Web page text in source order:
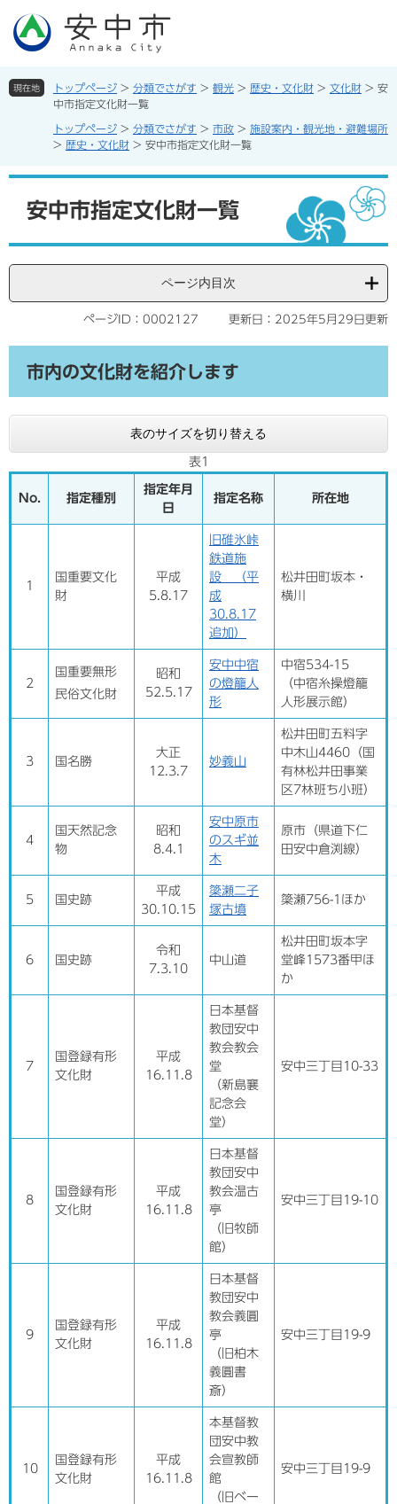
先
を
本
現在地 トップページ > 分類でさがす > 観光 > 歴史・文化財 > 文化財 > 安
中市指定文化財一覧
トップページ > 分類でさがす > 市政 > 施設案内・観光地・避難場所
> 歴史・文化財 > 安中市指定文化財一覧
安中市指定文化財一覧
ページ内目次
ページID：0002127 更新日：2025年5月29日更新
市内の文化財を紹介します
表のサイズを切り替える
表1
No. 指定種別
指定年月
日
指定名称 所在地
1
国重要文化
財
平成
5.8.17
旧碓氷峠
鉄道施
設 （平
成
30.8.17
追加）
松井田町坂本・
横川
2
国重要無形
民俗文化財
昭和
52.5.17
安中中宿
の燈籠人
形
中宿534-15
（中宿糸操燈籠
人形展示館）
3 国名勝
大正
12.3.7
妙義山
松井田町五料字
中木山4460（国
有林松井田事業
区7林班ち小班）
4
国天然記念
物
昭和
8.4.1
安中原市
のスギ並
木
原市（県道下仁
田安中倉渕線）
5 国史跡
平成
30.10.15
簗瀬二子
塚古墳
簗瀬756-1ほか
6 国史跡
令和
7.3.10
中山道
松井田町坂本字
堂峰1573番甲ほ
か
7
国登録有形
文化財
平成
16.11.8
日本基督
教団安中
教会教会
堂
（新島襄
記念会
堂）
安中三丁目10-33
8
国登録有形
文化財
平成
16.11.8
日本基督
教団安中
教会温古
亭
（旧牧師
館）
安中三丁目19-10
9
国登録有形
文化財
平成
16.11.8
日本基督
教団安中
教会義圓
亭
（旧柏木
義圓書
斎）
安中三丁目19-9
10
国登録有形
文化財
平成
16.11.8
本基督教
団安中教
会宣教師
館
（旧ベー
安中三丁目19-9